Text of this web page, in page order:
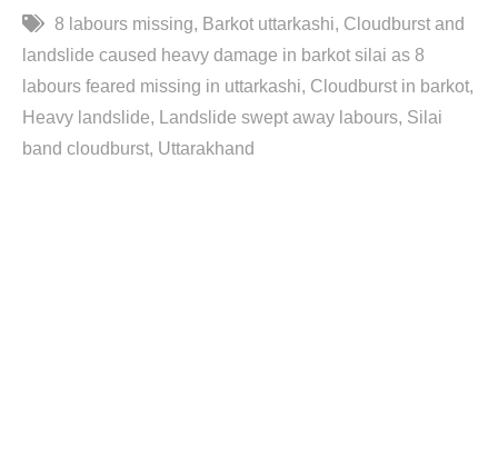
8 labours missing Barkot uttarkashi Cloudburst and
landslide caused heavy damage in barkot silai as 8
labours feared missing in uttarkashi Cloudburst in barkot
Heavy landslide
Landslide swept away labours Silai
band cloudburst Uttarakhand